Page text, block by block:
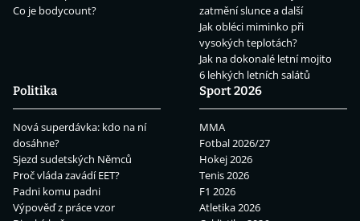
Co je bodycount?
zatmění slunce a další
Jak obléci miminko při
vysokých teplotách?
Jak na dokonalé letní mojito
6 lehkých letních salátů
Politika
Nová superdávka: kdo na ní
dosáhne?
Sjezd sudetských Němců
Proč vláda zavádí EET?
Padni komu padni
Výpověď z práce vzor
Sport 2026
MMA
Fotbal 2026/27
Hokej 2026
Tenis 2026
F1 2026
Atletika 2026